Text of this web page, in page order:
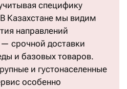
специфику
Казахстане мы видим
направлений
срочной доставки
и базовых товаров.
и густонаселенные
особенно